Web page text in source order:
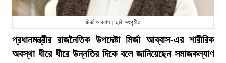
মির্জা আব্বাস। ছবি: সংগৃহীত
প্রধানমন্ত্রীর রাজনৈতিক উপদেষ্টা মির্জা আব্বাস-এর শারীরিক
অবস্থা ধীরে ধীরে উন্নতির দিকে বলে জানিয়েছেন সমাজকল্যাণ